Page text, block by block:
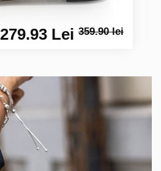
279.93 Lei359.90 lei